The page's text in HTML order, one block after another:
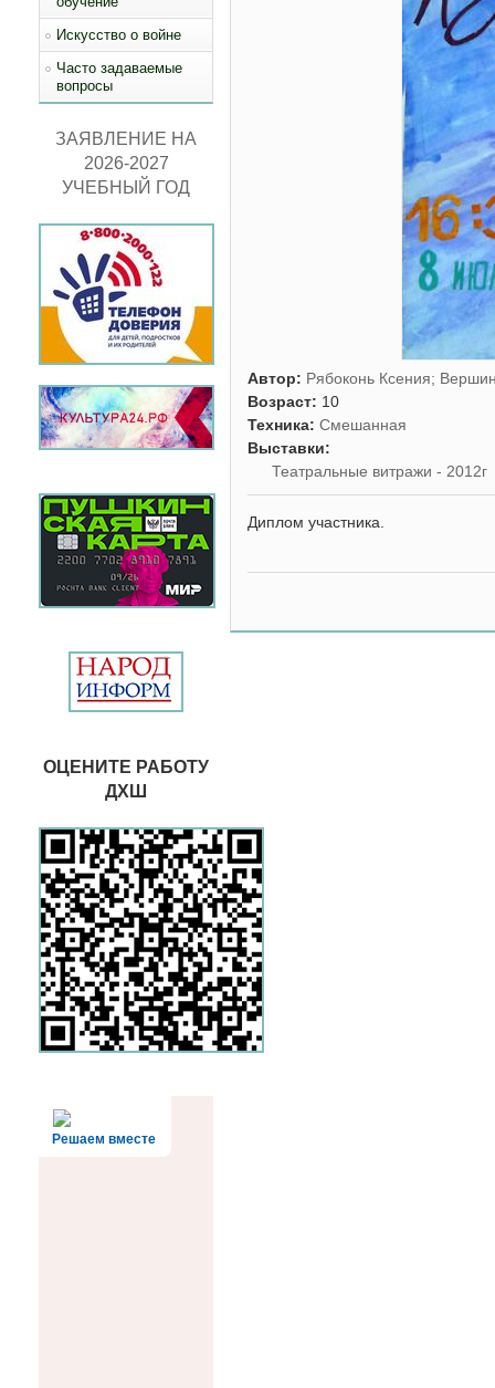
Искусство о войне
Часто задаваемые
вопросы
ЗАЯВЛЕНИЕ НА
2026-2027
УЧЕБНЫЙ ГОД
ОЦЕНИТЕ РАБОТУ
ДХШ
Решаем вместе
Автор: Рябоконь Ксения;
Возраст: 10
Техника:Смешанная
Выставки:
Театральные витражи - 2012г
Диплом участника.